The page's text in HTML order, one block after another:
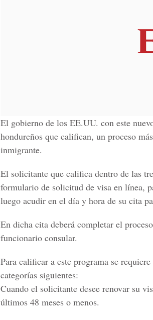
El gobierno de los EE.UU. con este
hondureños que califican, un proceso
inmigrante.
El solicitante que califica dentro de las
formulario de solicitud de visa en línea,
luego acudir en el día y hora de su cita
En dicha cita deberá completar el
funcionario consular.
Para calificar a este programa se
categorías siguientes:
Cuando el solicitante desee renovar su
últimos 48 meses o menos.